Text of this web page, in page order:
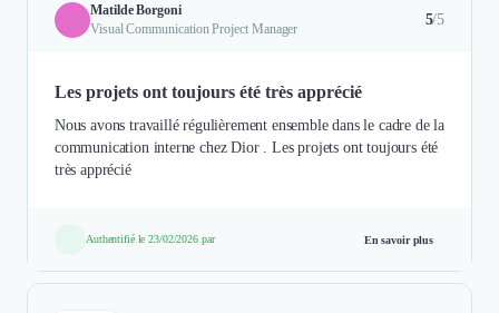
Matilde Borgoni
Visual Communication Project Manager
5/5
Les projets ont toujours été très apprécié
Nous avons travaillé régulièrement ensemble dans le cadre de la
communication interne chez Dior . Les projets ont toujours été
très apprécié
Authentifié le 23/02/2026 par En savoir plus